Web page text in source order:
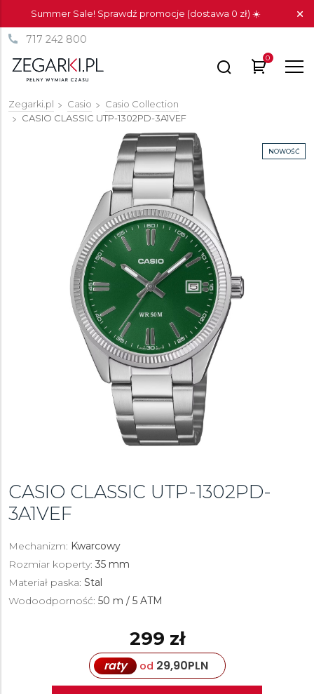
Summer Sale! Sprawdź promocje (dostawa 0 zł) ☀️
717 242 800
0
Zegarki.pl Casio
Casio Collection
CASIO CLASSIC UTP-1302PD-3A1VEF
NOWOŚĆ
CASIO CLASSIC UTP-1302PD-
3A1VEF
Mechanizm: Kwarcowy
Rozmiar koperty: 35 mm
Materiał paska: Stal
Wodoodporność: 50 m / 5 ATM
299 zł
raty od 29,90PLN